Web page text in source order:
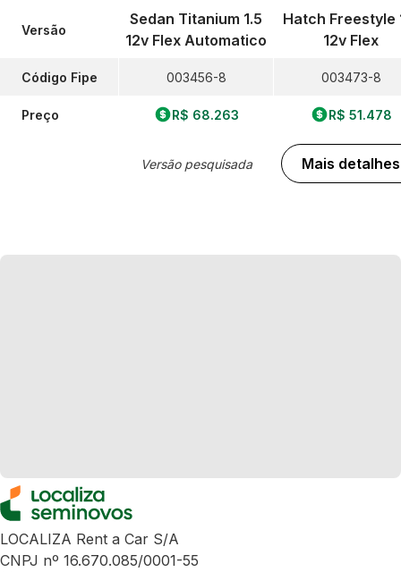
Versão
Código Fipe
Preço
Sedan Titanium 1.5
12v Flex Automatico
003456-8
R$ 68.263
Versão pesquisada
Hatch Freestyle
12v Flex
003473-8
R$ 51.478
Mais detalhes
LOCALIZA Rent a Car S/A
CNPJ nº 16.670.085/0001-55